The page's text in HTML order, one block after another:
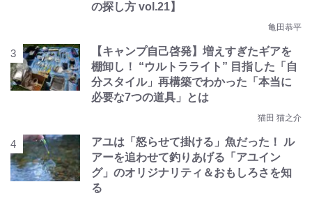
の探し方 vol.21】
亀田恭平
【キャンプ自己啓発】増えすぎたギアを
棚卸し！ “ウルトラライト” 目指した「自
分スタイル」再構築でわかった「本当に
必要な7つの道具」とは
猫田 猫之介
アユは「怒らせて掛ける」魚だった！ ル
アーを追わせて釣りあげる「アユイン
グ」のオリジナリティ＆おもしろさを知
る